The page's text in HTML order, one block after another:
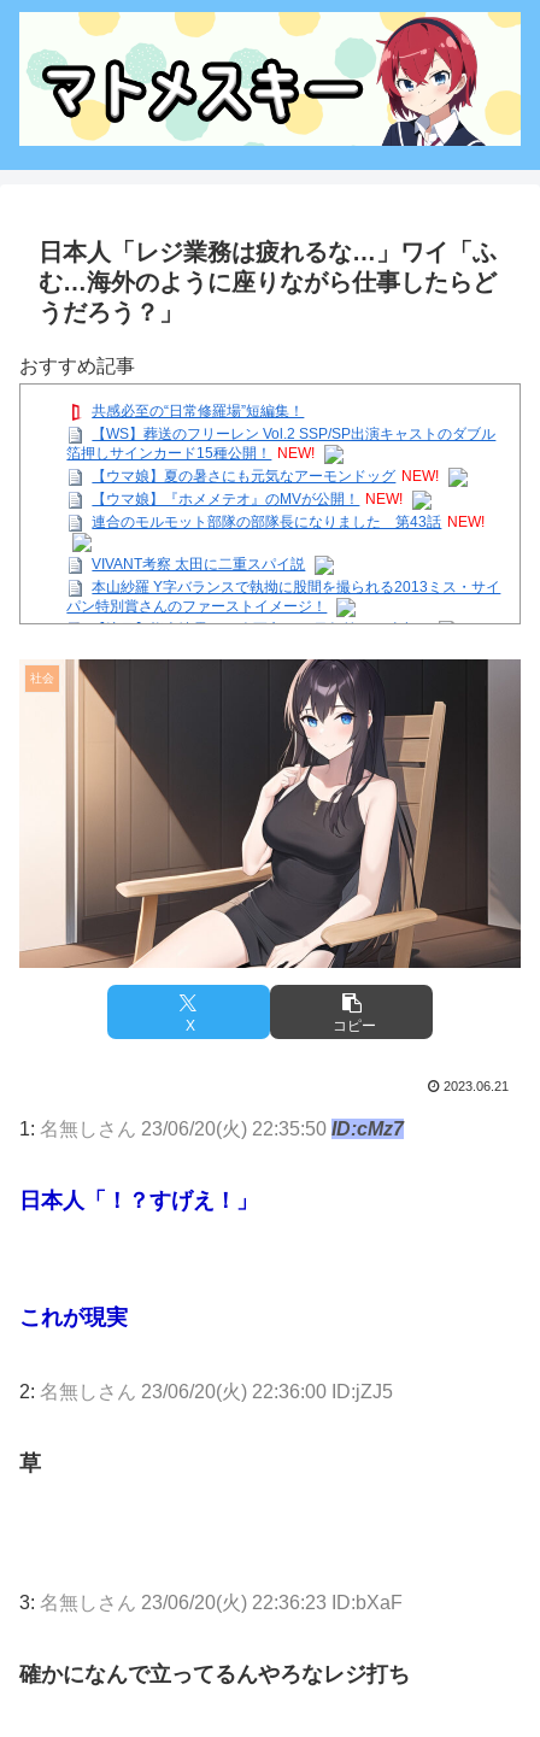
日本人「レジ業務は疲れるな…」ワイ「ふ
む…海外のように座りながら仕事したらど
うだろう？」
おすすめ記事
共感必至の“日常修羅場”短編集！
【WS】葬送のフリーレン Vol.2 SSP/SP出演キャストのダブル
箔押しサインカード15種公開！
NEW!
【ウマ娘】夏の暑さにも元気なアーモンドッグ NEW!
【ウマ娘】『ホメメテオ』のMVが公開！
NEW!
連合のモルモット部隊の部隊長になりました 第43話 NEW!
VIVANT考察 太田に二重スパイ説
本山紗羅 Y字バランスで執拗に股間を撮られる2013ミス・サイ
パン特別賞さんのファーストイメージ！
【注目】熊本地震、28人死亡（30日午前6:30時点）
ッ画像♪
【芸能】星野真里さんの挑戦、暑さを心配する声続出!!!
【画像】イオンモール熊本の店内のビフォーアフターがこちら
Powered by livedoor 相互RSS
社会
X コピー
2023.06.21
1: 名無しさん 23/06/20(火) 22:35:50 ID:cMz7
日本人「！？すげえ！」
これが現実
2: 名無しさん 23/06/20(火) 22:36:00 ID:jZJ5
草
3: 名無しさん 23/06/20(火) 22:36:23 ID:bXaF
確かになんで立ってるんやろなレジ打ち